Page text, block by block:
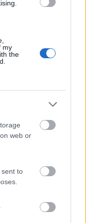
my
the
web or
to
è più piccolo di un
dalle mie parti, le
comune